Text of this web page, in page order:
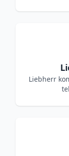
Liebherr